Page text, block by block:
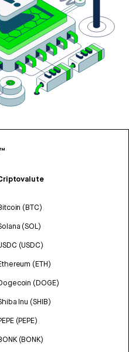
(BTC)
(SOL)
(USDC)
(ETH)
(DOGE)
Inu (SHIB)
(PEPE)
(BONK)